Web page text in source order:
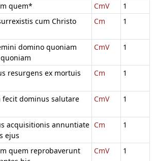
quem* CmV
1
cum Christo
Cm 1
domino quoniam
CmV 1
resurgens ex mortuis
Cm 1
fecit dominus salutare
CmV 1
acquisitionis annuntiate
ejus
Cm 1
quem reprobaverunt
CmV 1